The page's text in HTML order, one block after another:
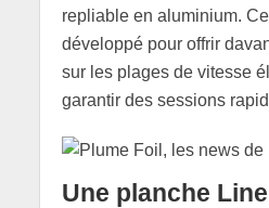
repliable en aluminium.
développé pour offrir
sur les plages de vitesse
garantir des sessions
Une planche